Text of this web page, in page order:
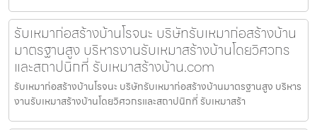
รับเหมาก่อสร้างบ้านโรจนะ บริษัทรับเหมาก่อสร้างบ้าน
มาตรฐานสูง บริหารงานรับเหมาสร้างบ้านโดยวิศวกร
และสถาปนิกที่ รับเหมาสร้างบ้าน.com
รับเหมาก่อสร้างบ้านโรจนะ บริษัทรับเหมาก่อสร้างบ้านมาตรฐานสูง บริหาร
งานรับเหมาสร้างบ้านโดยวิศวกรและสถาปนิกที่ รับเหมาสร้า